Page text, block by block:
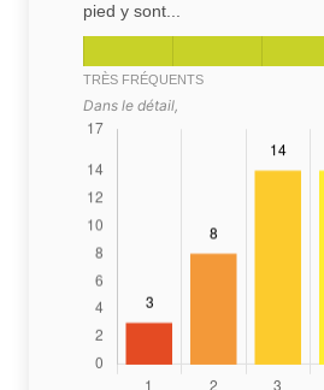
pied y sont...
TRÈS FRÉQUENTS
Dans le détail,